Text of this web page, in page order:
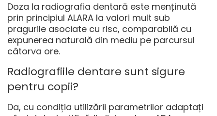
Doza la radiografia dentară este menținută
prin principiul ALARA la valori mult sub
pragurile asociate cu risc, comparabilă cu
expunerea naturală din mediu pe parcursul
câtorva ore.
Radiografiile dentare sunt sigure
pentru copii?
Da, cu condiția utilizării parametrilor adaptați